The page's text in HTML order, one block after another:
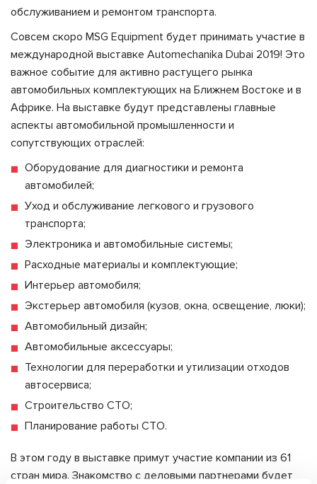
обслуживанием и ремонтом транспорта.
Совсем скоро MSG Equipment будет принимать участие в
международной выставке Automechanika Dubai 2019! Это
важное событие для активно растущего рынка
автомобильных комплектующих на Ближнем Востоке и в
Африке. На выставке будут представлены главные
аспекты автомобильной промышленности и
сопутствующих отраслей:
Оборудование для диагностики и ремонта
автомобилей;
Уход и обслуживание легкового и грузового
транспорта;
Электроника и автомобильные системы;
Расходные материалы и комплектующие;
Интерьер автомобиля;
Экстерьер автомобиля (кузов, окна, освещение, люки);
Автомобильный дизайн;
Автомобильные аксессуары;
Технологии для переработки и утилизации отходов
автосервиса;
Строительство СТО;
Планирование работы СТО.
В этом году в выставке примут участие компании из 61
стран мира. Знакомство с деловыми партнерами будет